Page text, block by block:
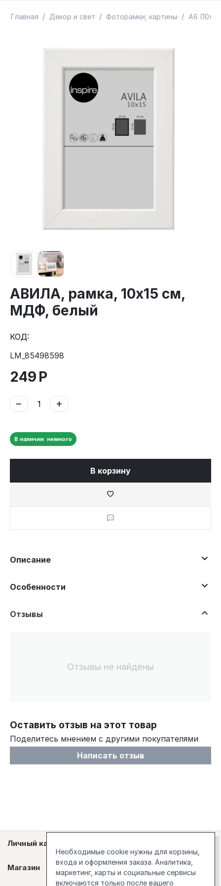
Главная / Декор и свет / Фоторамки, картины / А6
АВИЛА, рамка, 10х15 см,
МДФ, белый
КОД:
LM_85498598
249 Р
+
−
В наличии: немного
В корзину
Описание
Особенности
Отзывы
Отзывы не найдены
Оставить отзыв на этот товар
Поделитесь мнением с другими покупателями
Написать отзыв
Личный кабинет
Магазин
Необходимые cookie нужны для корзины,
входа и оформления заказа. Аналитика,
маркетинг, карты и социальные сервисы
включаются только после вашего